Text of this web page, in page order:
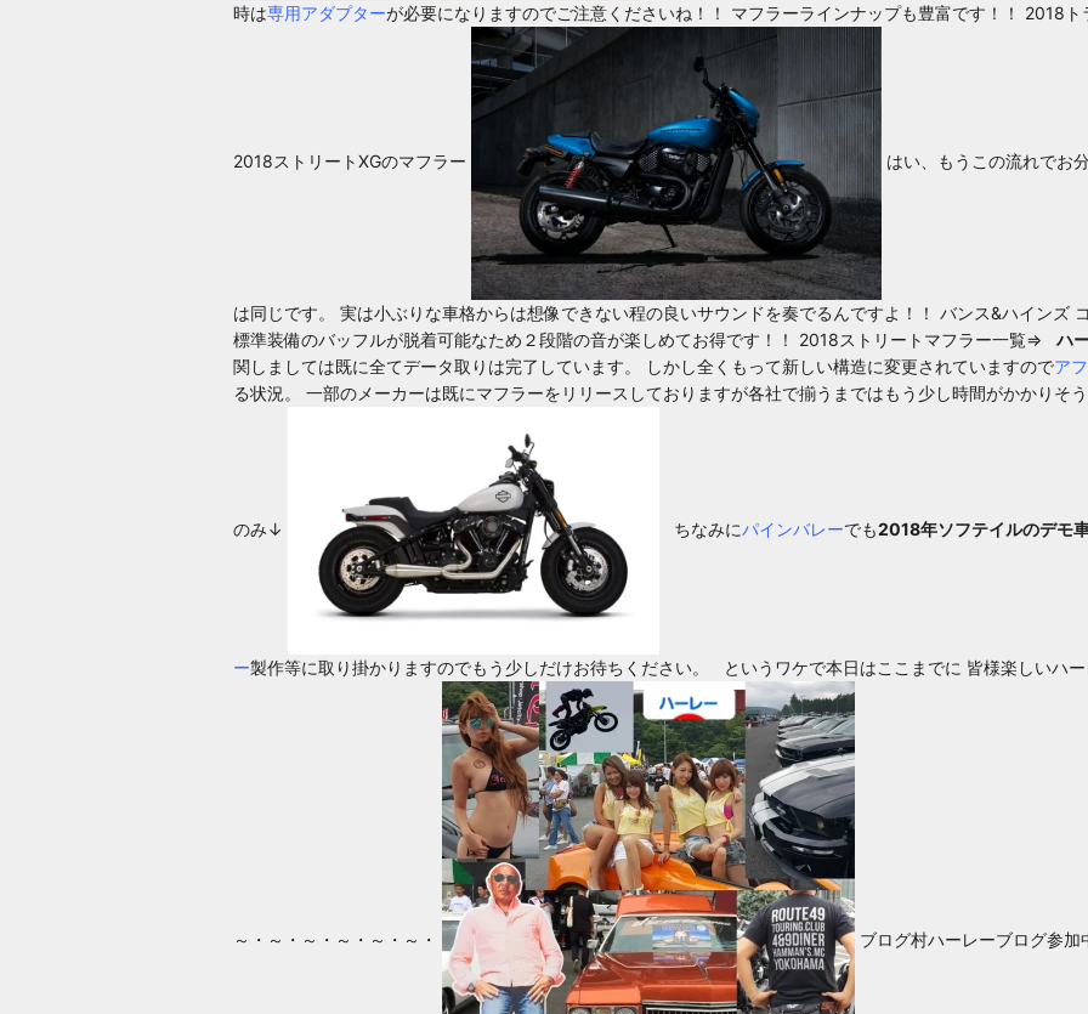
時は専用アダプターが必要になりますのでご注意くださいね！！ マフラーラインナップも豊富です！！ 2018ト
2018ストリートXGのマフラー はい、もうこの流れでお
は同じです。 実は小ぶりな車格からは想像できない程の良いサウンドを奏でるんですよ！！ バンス&ハインズ
標準装備のバッフルが脱着可能なため２段階の音が楽しめてお得です！！ 2018ストリートマフラー一覧⇒ ハ
関しましては既に全てデータ取りは完了しています。 しかし全くもって新しい構造に変更されていますのでア
る状況。 一部のメーカーは既にマフラーをリリースしておりますが各社で揃うまではもう少し時間がかかりそ
のみ↓ ちなみにパインバレーでも2018年ソフテイルのデモ
ー製作等に取り掛かりますのでもう少しだけお待ちください。 というワケで本日はここまでに 皆様楽しいハー
～・～・～・～・～・～・ ブログ村ハーレーブログ参加